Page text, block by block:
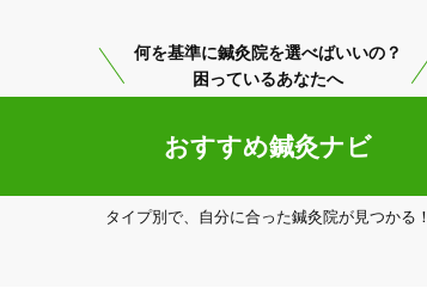
何を基準に鍼灸院を選べばいいの？
困っているあなたへ
おすすめ鍼灸ナビ
タイプ別で、自分に合った鍼灸院が見つかる！